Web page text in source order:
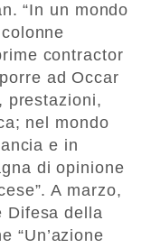
“In un mondo
contractor
ad Occar
prestazioni,
nel mondo
e in
di opinione
A marzo,
Difesa della
“Un’azione